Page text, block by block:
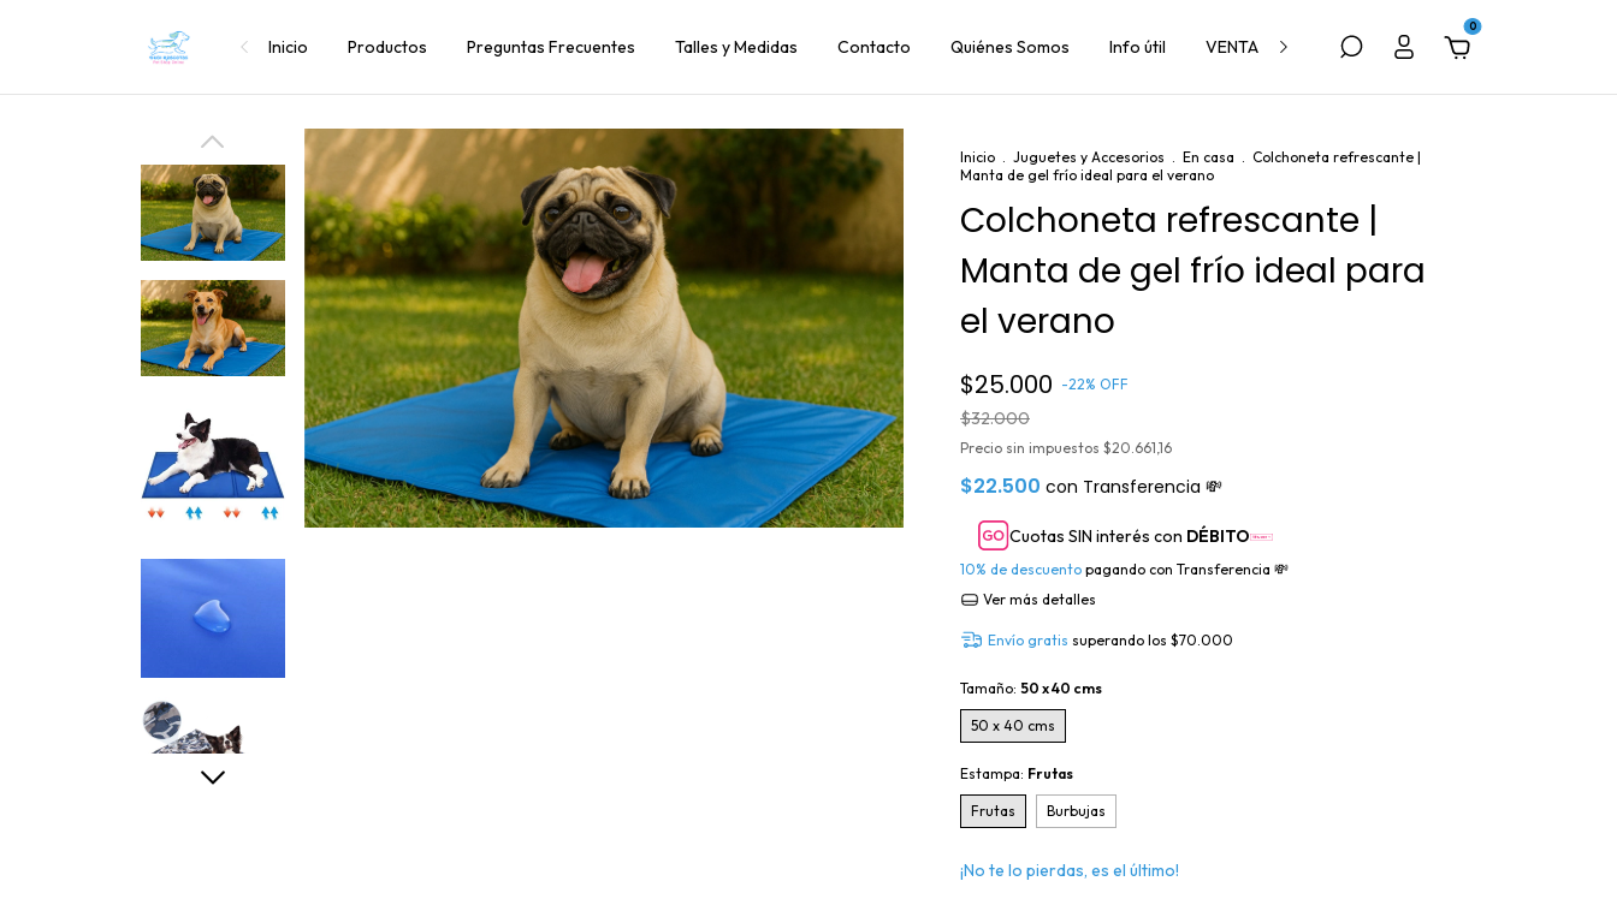
Inicio Productos Preguntas Frecuentes Talles y Medidas Contacto Quiénes Somos Info útil VENTA A VETERINARIAS
0
Inicio . Juguetes y Accesorios . En casa . Colchoneta refrescante |
Manta de gel frío ideal para el verano
Colchoneta refrescante |
Manta de gel frío ideal para
el verano
$25.000 -22% OFF
$32.000
Precio sin impuestos $20.661,16
$22.500 con Transferencia 💸
Cuotas SIN interés con DÉBITO
10% de descuento pagando con Transferencia 💸
Ver más detalles
Envío gratis superando los $70.000
Tamaño: 50 x 40 cms
50 x 40 cms
Estampa: Frutas
Frutas Burbujas
¡No te lo pierdas, es el último!